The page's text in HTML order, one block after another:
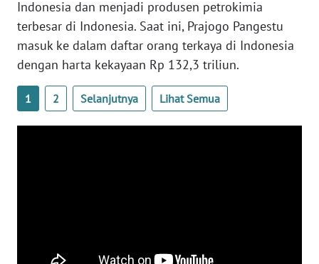
Indonesia dan menjadi produsen petrokimia
terbesar di Indonesia. Saat ini, Prajogo Pangestu
masuk ke dalam daftar orang terkaya di Indonesia
dengan harta kekayaan Rp 132,3 triliun.
1 2 Selanjutnya Lihat Semua
WN
NTT
WN
KEPRI
WN
PAPUA